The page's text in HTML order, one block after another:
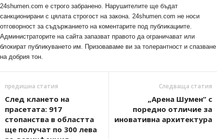
24shumen.com е строго забранено. Нарушителите ще бъдат
санкционирани с цялата строгост на закона. 24shumen.com не носи
отговорност за съдържанието на коментарите под публикациите.
Администраторите на сайта запазват правото да ограничават или
блокират публикуването им. Призоваваме ви за толерантност и спазване
на добрия тон.
предишна статия
След клането на
прасетата: 917
стопанства в областта
ще получат по 300 лева
Следваща статия
„Арена Шумен“ с
поредно отличие за
иновативна архитектура